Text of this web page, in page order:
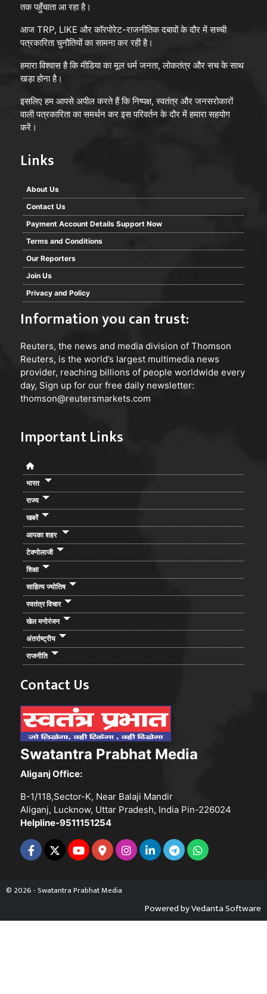
तक पहुँचाता आ रहा है।
आज TRP, LIKE और कॉरपोरेट-राजनीतिक दबावों के दौर में सच्ची
पत्रकारिता चुनौतियों का सामना कर रही है।
हमारा विश्वास है कि मीडिया का मूल धर्म जनता, लोकतंत्र और सच के साथ
खड़ा होना है।
इसलिए हम आपसे अपील करते हैं कि निष्पक्ष, स्वतंत्र और जनसरोकारों
वाली पत्रकारिता का समर्थन कर इस परिवर्तन के दौर में हमारा सहयोग
करें।
Links
About Us
Contact Us
Payment Account Details Support Now
Terms and Conditions
Our Reporters
Join Us
Privacy and Policy
Information you can trust:
Reuters, the news and media division of Thomson
Reuters, is the world’s largest multimedia news
provider, reaching billions of people worldwide every
day, Sign up for our free daily newsletter:
thomson@reutersmarkets.com
Important Links
भारत
राज्य
खबरें
आपका शहर
टेक्नोलाजी
शिक्षा
साहित्य ज्योतिष
स्वतंत्र विचार
खेल मनोरंजन
अंतर्राष्ट्रीय
राजनीति
Contact Us
Swatantra Prabhat Media
Aliganj Office:
B-1/118,Sector-K, Near Balaji Mandir
Aliganj, Lucknow, Uttar Pradesh, India Pin-226024
Helpline-9511151254
© 2026 - Swatantra Prabhat Media
Powered byVedanta Software